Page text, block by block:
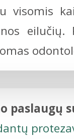
visomis
eilučių.
paslaugų